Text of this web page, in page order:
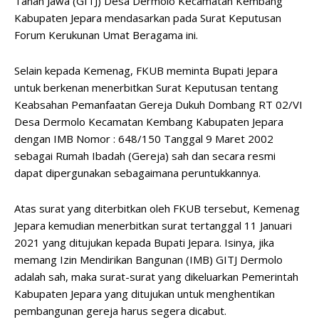
Kabupaten Jepara mendasarkan pada Surat Keputusan
Forum Kerukunan Umat Beragama ini.
Selain kepada Kemenag, FKUB meminta Bupati Jepara
untuk berkenan menerbitkan Surat Keputusan tentang
Keabsahan Pemanfaatan Gereja Dukuh Dombang RT 02/VI
Desa Dermolo Kecamatan Kembang Kabupaten Jepara
dengan IMB Nomor : 648/150 Tanggal 9 Maret 2002
sebagai Rumah Ibadah (Gereja) sah dan secara resmi
dapat dipergunakan sebagaimana peruntukkannya.
Atas surat yang diterbitkan oleh FKUB tersebut, Kemenag
Jepara kemudian menerbitkan surat tertanggal 11 Januari
2021 yang ditujukan kepada Bupati Jepara. Isinya, jika
memang Izin Mendirikan Bangunan (IMB) GITJ Dermolo
adalah sah, maka surat-surat yang dikeluarkan Pemerintah
Kabupaten Jepara yang ditujukan untuk menghentikan
pembangunan gereja harus segera dicabut.